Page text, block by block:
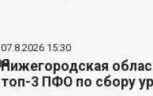
07.8.2026 15:30
Нижегородская
топ-3 ПФО по сбору